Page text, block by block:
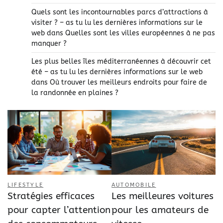
Quels sont les incontournables parcs d’attractions à
visiter ? – as tu lu les dernières informations sur le
web dans Quelles sont les villes européennes à ne pas
manquer ?
Les plus belles îles méditerranéennes à découvrir cet
été – as tu lu les dernières informations sur le web
dans Où trouver les meilleurs endroits pour faire de
la randonnée en plaines ?
LIFESTYLE
Stratégies efficaces
pour capter l’attention
AUTOMOBILE
Les meilleures voitures
pour les amateurs de